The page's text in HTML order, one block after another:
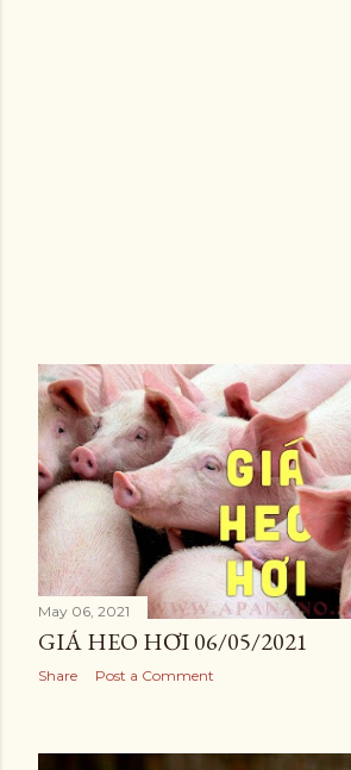
May 06, 2021
GIÁ HEO HƠI 06/05/2021
Share Post a Comment